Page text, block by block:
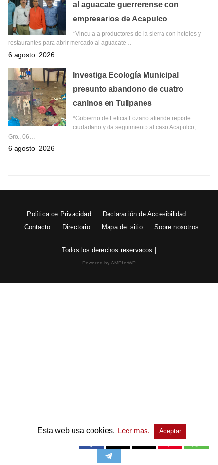
al aguacate guerrerense con
empresarios de Acapulco
*Vincula a productores de la sierra con hoteles y
restaurantes para abrir mercado al aguacate…
6 agosto, 2026
Investiga Ecología Municipal
presunto abandono de cuatro
caninos en Tulipanes
*Gobierno de Leticia Lozano atiende reporte
ciudadano y da seguimiento al caso Acapulco,
Gro., 06…
6 agosto, 2026
Política de Privacidad
Declaración de Accesibilidad
Contacto
Directorio Mapa del sitio Sobre nosotros
Todos los derechos reservados |
Powered by AMPforWP
Esta web usa cookies. Leer mas. Aceptar
Publicidad